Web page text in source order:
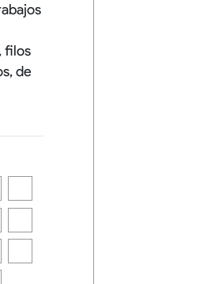
filos
de